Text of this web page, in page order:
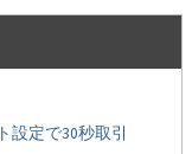
設定で30秒取引